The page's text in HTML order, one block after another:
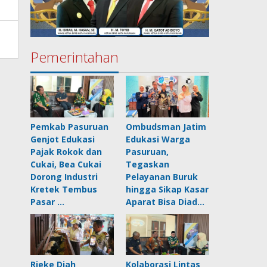
Pemerintahan
Pemkab Pasuruan
Genjot Edukasi
Pajak Rokok dan
Cukai, Bea Cukai
Dorong Industri
Kretek Tembus
Pasar …
Ombudsman Jatim
Edukasi Warga
Pasuruan,
Tegaskan
Pelayanan Buruk
hingga Sikap Kasar
Aparat Bisa Diad…
Rieke Diah
Kolaborasi Lintas